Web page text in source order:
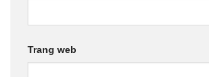
Trang web